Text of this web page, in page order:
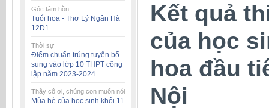
Góc tâm hồn
Tuổi hoa - Thơ Lý Ngân Hà
12D1
Thời sự
Điểm chuẩn trúng tuyển bổ
sung vào lớp 10 THPT công
lập năm 2023-2024
Thầy cô ơi, chúng con muốn nói
Mùa hè của học sinh khối 11
Kết quả
của học
hoa đầu
Nội